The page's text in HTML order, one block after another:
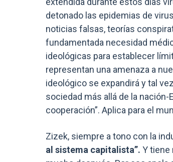
detonado las epidemias de
noticias falsas, teorías
fundamentada necesidad
ideológicas para establecer
representan una amenaza a
ideológico se expandirá y tal
sociedad más allá de la
cooperación”. Aplica para el
Zizek, siempre a tono con la
al sistema capitalista”. Y tiene